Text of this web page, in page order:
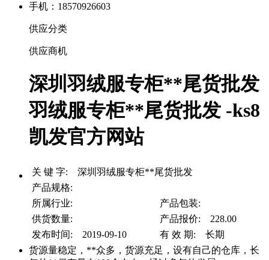
手机：18570926603
供应分类
供应商机
深圳羽绒服专柜**尾货批发
羽绒服专柜**尾货批发 -ks8
凯发官方网站
关 键 字: 深圳羽绒服专柜**尾货批发
产品规格:
所属行业:
产品包装:
供货数量:
产品报价: 228.00
发布时间: 2019-09-10
有 效 期: 长期
货源量稳定，**众多，货源充足，设有自己的仓库，长